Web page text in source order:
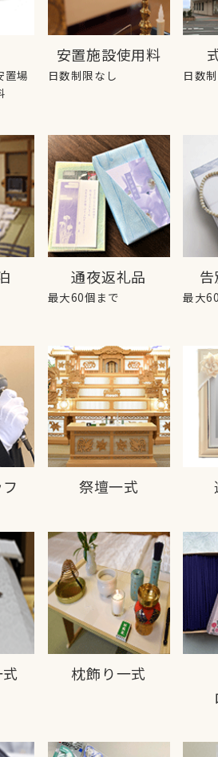
置場
安置施設使用料
日数制限なし 日数
通夜返礼品
最大60個まで 最大
祭壇一式
枕飾り一式